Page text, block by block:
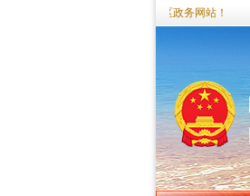
您好，欢迎访问海陵试验区政务网站！